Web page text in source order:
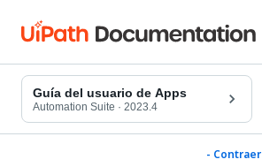
Guía del usuario de Apps
Automation Suite · 2023.4
- Contraer